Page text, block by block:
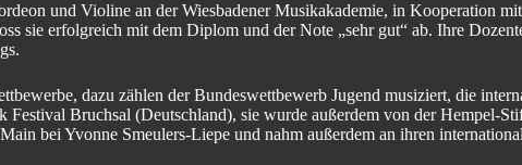
und Violine an der Wiesbadener Musikakademie, in Kooperation
sie erfolgreich mit dem Diplom und der Note „sehr gut“ ab. Ihre
dazu zählen der Bundeswettbewerb Jugend musiziert, die
Bruchsal (Deutschland), sie wurde außerdem von der Hempel-
bei Yvonne Smeulers-Liepe und nahm außerdem an ihren